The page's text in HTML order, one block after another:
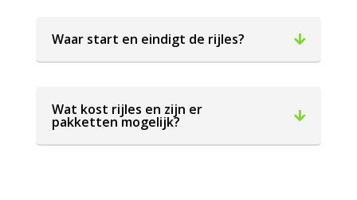
Waar start en eindigt de rijles?
Wat kost rijles en zijn er
pakketten mogelijk?